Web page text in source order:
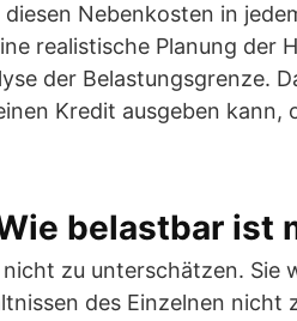
Nebenkosten in
realistische Planung der
der Belastungsgrenze.
Kredit ausgeben kann,
belastbar ist
zu unterschätzen. Sie
des Einzelnen nicht